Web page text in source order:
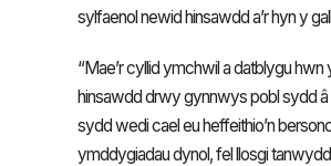
sylfaenol newid hinsawdd a’r hyn y
“Mae’r cyllid ymchwil a datblygu
hinsawdd drwy gynnwys pobl sydd
sydd wedi cael eu heffeithio’n
ymddygiadau dynol, fel llosgi